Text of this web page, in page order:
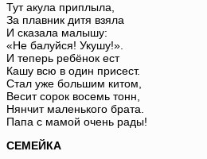
Тут акула приплыла,
За плавник дитя взяла
И сказала малышу:
«Не балуйся! Укушу!».
И теперь ребёнок ест
Кашу всю в один присест.
Стал уже большим китом,
Весит сорок восемь тонн,
Нянчит маленького брата.
Папа с мамой очень рады!
СЕМЕЙКА